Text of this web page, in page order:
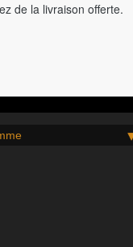
de la livraison offerte.